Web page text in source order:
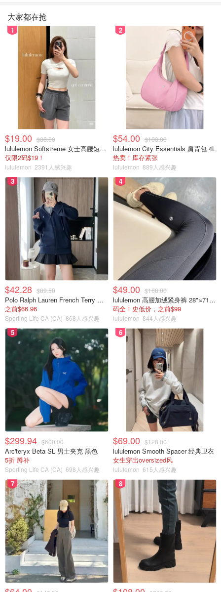
大家都在抢
1
$19.00 $88.00
lululemon Softstreme 女士高腰短裤 10cm
仅限2码$19！
lululemon 2391人感兴趣
2
$54.00 $108.00
lululemon City Essentials 肩背包 4L
热卖！库存紧张
lululemon 889人感兴趣
3
$42.28 $89.50
Polo Ralph Lauren French Terry 女童连帽卫衣 7-16码
之前$66.96
Sporting Life CA (CA) 868人感兴趣
4
$49.00 $168.00
lululemon 高腰加绒紧身裤 28"≈71cm 5个口袋
码全！史低价，之前$99
lululemon 844人感兴趣
5
$299.94 $600.00
Arc'teryx Beta SL 男士夹克 黑色
5折 蹲补
Sporting Life CA (CA) 698人感兴趣
6
$69.00 $128.00
lululemon Smooth Spacer 经典卫衣
女生穿出oversized风
lululemon 615人感兴趣
7 8